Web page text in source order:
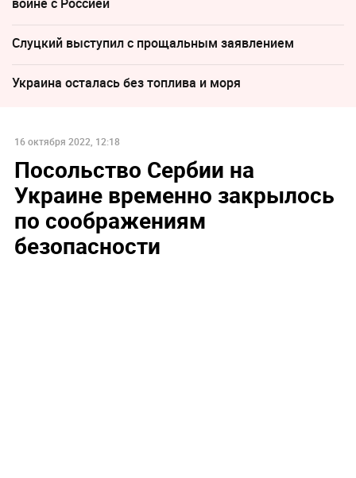
Слуцкий выступил с прощальным заявлением
Украина осталась без топлива и моря
16 октября 2022, 12:18
Посольство Сербии на
Украине временно закрылось
по соображениям
безопасности